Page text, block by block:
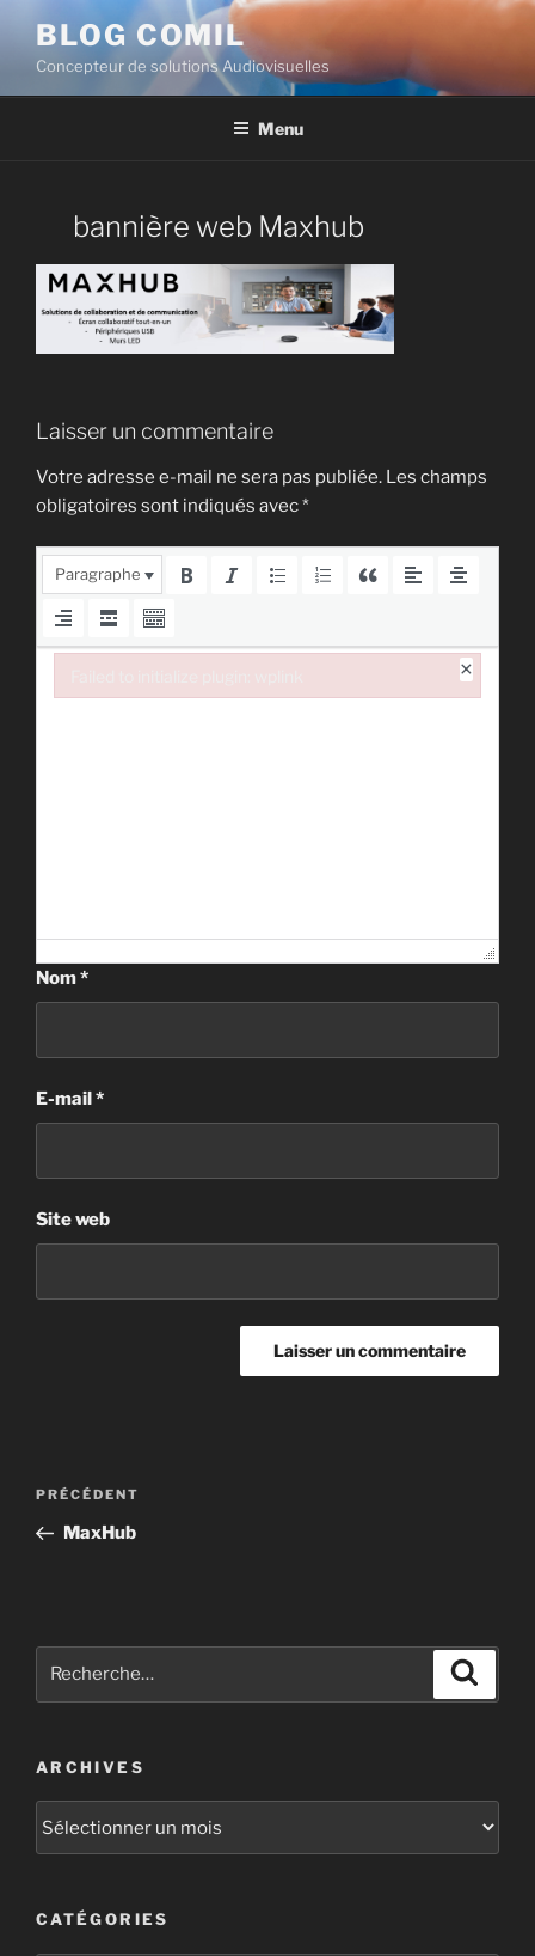
BLOG COMIL
Concepteur de solutions Audiovisuelles
Menu
bannière web Maxhub
Laisser un commentaire
Votre adresse e-mail ne sera pas publiée. Les champs
obligatoires sont indiqués avec*
Paragraphe
Nom*
E-mail*
Site web
PRÉCÉDENT
MaxHub
ARCHIVES
CATÉGORIES
×
Failed to initialize plugin: wplink